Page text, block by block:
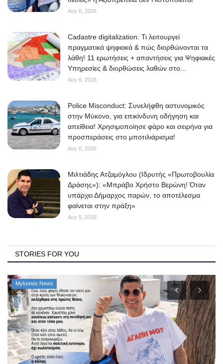
Αυγ 6, 2026
Cadastre digitalization: Τι λειτουργεί
πραγματικά ψηφιακά & πώς διορθώνονται τα
λάθη! 11 ερωτήσεις + απαντήσεις για Ψηφιακές
Υπηρεσίες & διορθώσεις λαθών στο...
Αυγ 6, 2026
Police Misconduct: Συνελήφθη αστυνομικός
στην Μύκονο, για επικίνδυνη οδήγηση και
απείθεια! Χρησιμοποίησε φάρο και σειρήνα για
προσπεράσεις στο μποτιλιάρισμα!
Αυγ 6, 2026
Μιλτιάδης Ατζαμόγλου (Ιδρυτής «Πρωτοβουλία
Δράσης»): «Μπράβο Χρήστο Βερώνη! Όταν
υπάρχει Δήμαρχος παρών, το αποτέλεσμα
φαίνεται στην πράξη»
Αυγ 5, 2026
STORIES FOR YOU
Mykonos News